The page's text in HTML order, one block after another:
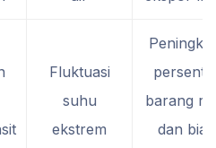
Fluktuasi
suhu
ekstrem
barang
dan